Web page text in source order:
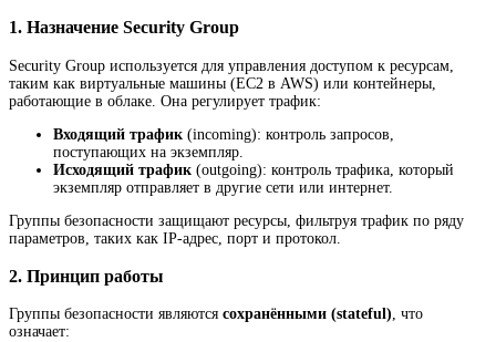
1. Назначение Security Group
Security Group используется для управления доступом к ресурсам,
таким как виртуальные машины (EC2 в AWS) или контейнеры,
работающие в облаке. Она регулирует трафик:
Входящий трафик (incoming): контроль запросов,
поступающих на экземпляр.
Исходящий трафик (outgoing): контроль трафика, который
экземпляр отправляет в другие сети или интернет.
Группы безопасности защищают ресурсы, фильтруя трафик по ряду
параметров, таких как IP-адрес, порт и протокол.
2. Принцип работы
Группы безопасности являются сохранёнными (stateful), что
означает: